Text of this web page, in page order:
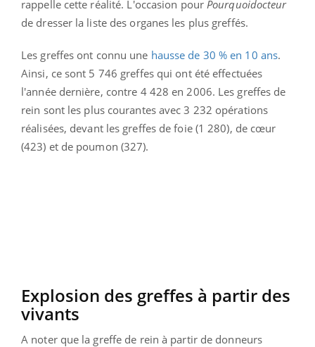
rappelle cette réalité. L'occasion pour Pourquoidocteur
de dresser la liste des organes les plus greffés.
Les greffes ont connu une hausse de 30 % en 10 ans.
Ainsi, ce sont 5 746 greffes qui ont été effectuées
l'année dernière, contre 4 428 en 2006. Les greffes de
rein sont les plus courantes avec 3 232 opérations
réalisées, devant les greffes de foie (1 280), de cœur
(423) et de poumon (327).
Explosion des greffes à partir des
vivants
A noter que la greffe de rein à partir de donneurs